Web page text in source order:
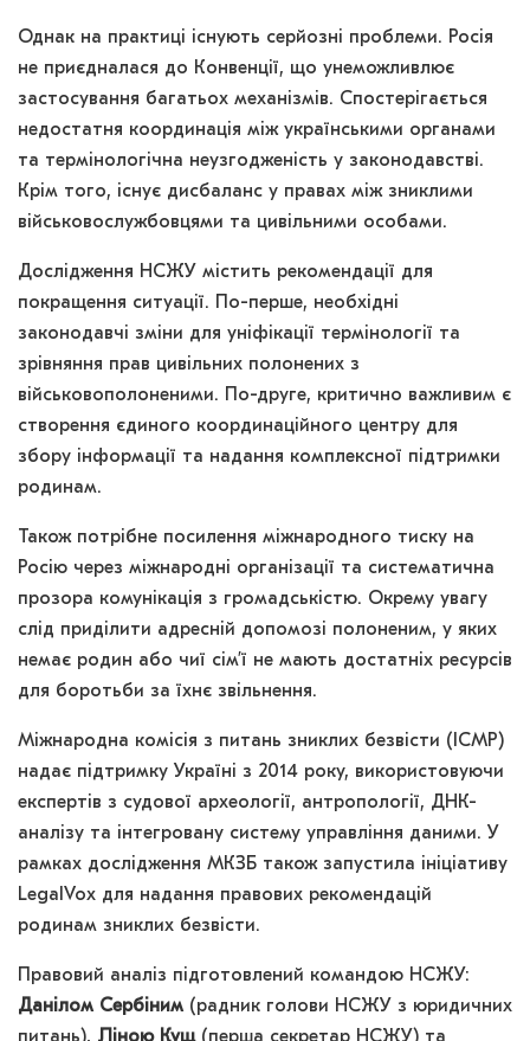
Однак на практиці існують серйозні проблеми. Росія
не приєдналася до Конвенції, що унеможливлює
застосування багатьох механізмів. Спостерігається
недостатня координація між українськими органами
та термінологічна неузгодженість у законодавстві.
Крім того, існує дисбаланс у правах між зниклими
військовослужбовцями та цивільними особами.
Дослідження НСЖУ містить рекомендації для
покращення ситуації. По-перше, необхідні
законодавчі зміни для уніфікації термінології та
зрівняння прав цивільних полонених з
військовополоненими. По-друге, критично важливим є
створення єдиного координаційного центру для
збору інформації та надання комплексної підтримки
родинам.
Також потрібне посилення міжнародного тиску на
Росію через міжнародні організації та систематична
прозора комунікація з громадськістю. Окрему увагу
слід приділити адресній допомозі полоненим, у яких
немає родин або чиї сім’ї не мають достатніх ресурсів
для боротьби за їхнє звільнення.
Міжнародна комісія з питань зниклих безвісти (ICMP)
надає підтримку Україні з 2014 року, використовуючи
експертів з судової археології, антропології, ДНК-
аналізу та інтегровану систему управління даними. У
рамках дослідження МКЗБ також запустила ініціативу
LegalVox для надання правових рекомендацій
родинам зниклих безвісти.
Правовий аналіз підготовлений командою НСЖУ:
Данілом Сербіним(радник голови НСЖУ з юридичних